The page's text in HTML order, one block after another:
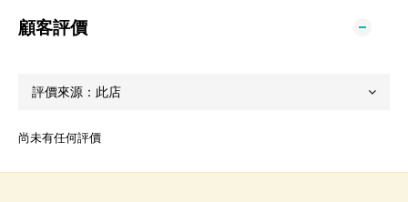
顧客評價
尚未有任何評價